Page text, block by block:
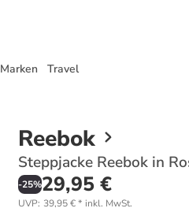
Marken Travel
Reebok
Steppjacke Reebok in
-25%29,95 €
UVP: 39,95 €* inkl. MwSt.